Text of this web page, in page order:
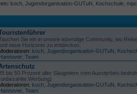
koch, Jugendorganisation-GUTuN , Kochschule, mpc
Sie ein in unsere lebendige Community, wo
neue Horizonte zu entdecken.
koch Jugendorganisation-GUTuN
Team
bis 50 Prozent aller Säugetiere vom Aussterben
Werbung)
koch Jugendorganisation-GUTuN
Team